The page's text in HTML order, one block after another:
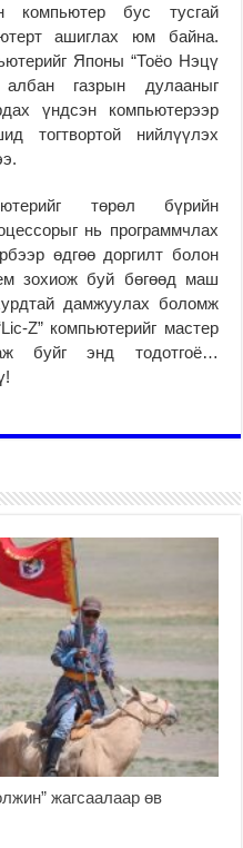
компьютер бус тусгай
ашиглах юм байна.
Японы “Тоёо Нэцү
газрын дулааныг
үндсэн компьютерээр
тогтвортой нийлүүлэх
төрөл бүрийн
нь программчлах
өдгөө доргилт болон
зохиож буй бөгөөд маш
дамжуулах боломж
Z” компьютерийг мастер
буйг энд тодотгоё…
жагсаалаар өв